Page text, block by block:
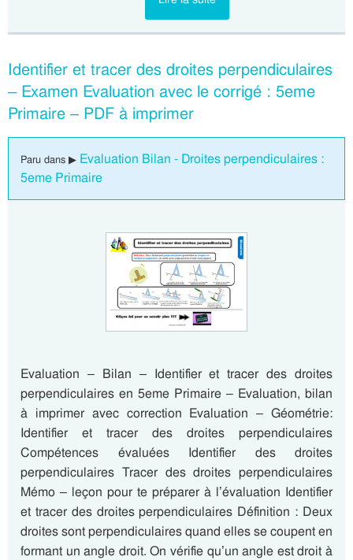
Identifier et tracer des droites perpendiculaires
– Examen Evaluation avec le corrigé : 5eme
Primaire – PDF à imprimer
Paru dans ▶ Evaluation Bilan - Droites perpendiculaires :
5eme Primaire
Evaluation – Bilan – Identifier et tracer des droites
perpendiculaires en 5eme Primaire – Evaluation, bilan
à imprimer avec correction Evaluation – Géométrie:
Identifier et tracer des droites perpendiculaires
Compétences évaluées Identifier des droites
perpendiculaires Tracer des droites perpendiculaires
Mémo – leçon pour te préparer à l’évaluation Identifier
et tracer des droites perpendiculaires Définition : Deux
droites sont perpendiculaires quand elles se coupent en
formant un angle droit. On vérifie qu’un angle est droit à